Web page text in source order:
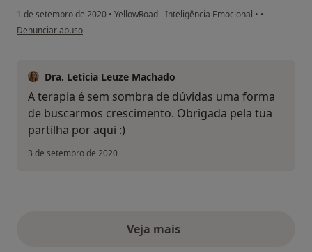
1 de setembro de 2020 • YellowRoad - Inteligência Emocional • •
na opinião do utilizador Conta eliminada
Denunciar abuso
Dra. Leticia Leuze Machado
A terapia é sem sombra de dúvidas uma forma
de buscarmos crescimento. Obrigada pela tua
partilha por aqui :)
3 de setembro de 2020
Veja maisopiniões acima